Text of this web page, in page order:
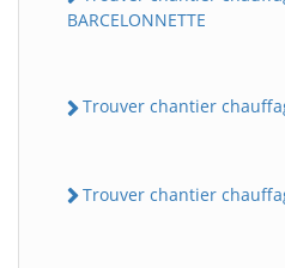
BARCELONNETTE
Trouver chantier
Trouver chantier